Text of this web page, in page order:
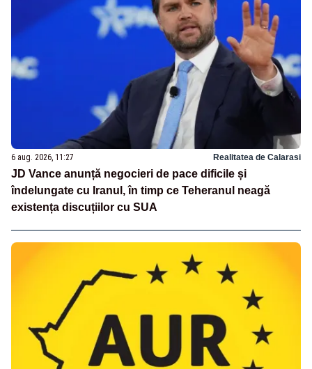
6 aug. 2026, 11:27 Realitatea de Calarasi
JD Vance anunță negocieri de pace dificile și
îndelungate cu Iranul, în timp ce Teheranul neagă
existența discuțiilor cu SUA